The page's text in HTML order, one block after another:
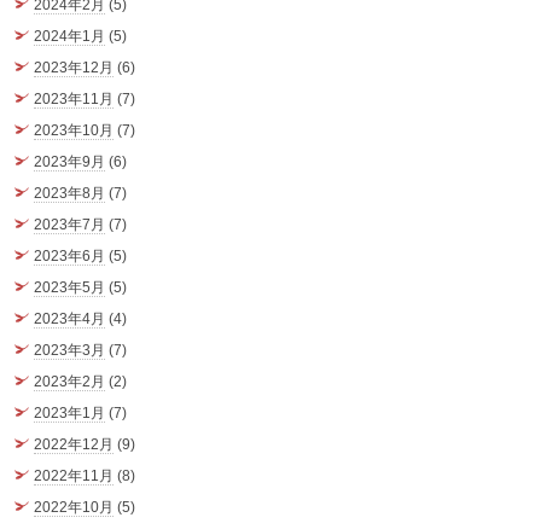
2024年2月 (5)
2024年1月 (5)
2023年12月 (6)
2023年11月 (7)
2023年10月 (7)
2023年9月 (6)
2023年8月 (7)
2023年7月 (7)
2023年6月 (5)
2023年5月 (5)
2023年4月 (4)
2023年3月 (7)
2023年2月 (2)
2023年1月 (7)
2022年12月 (9)
2022年11月 (8)
2022年10月 (5)